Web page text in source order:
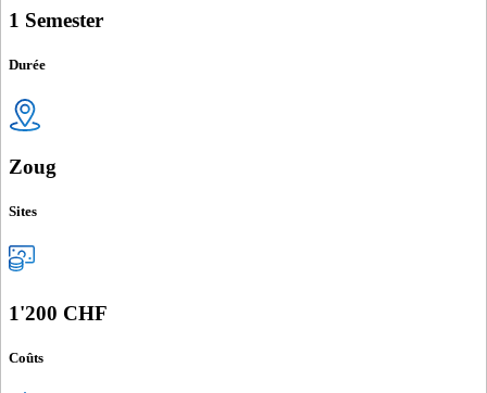
1 Semester
Durée
Zoug
Sites
1'200 CHF
Coûts